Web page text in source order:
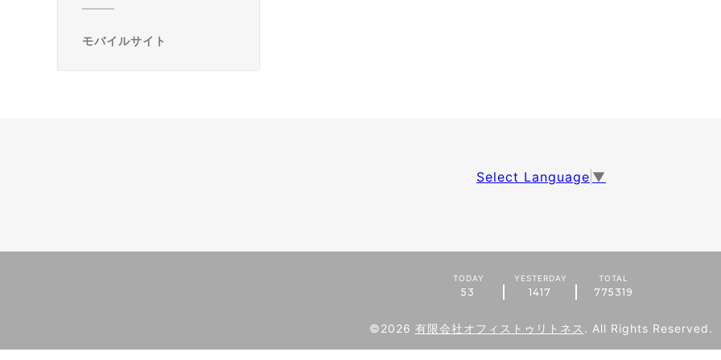
モバイルサイト
Select Language ▼
TODAY
53
YESTERDAY
1417
TOTAL
775319
©2026 有限会社オフィストゥリトネス . All Rights Reserved.